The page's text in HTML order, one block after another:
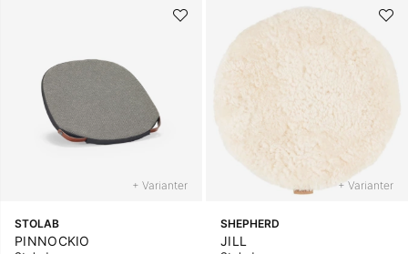
+ Varianter
STOLAB
PINNOCKIO
+ Varianter
SHEPHERD
JILL